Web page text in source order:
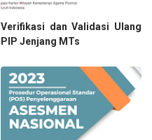
Verifikasi dan Validasi Ulang
PIP Jenjang MTs